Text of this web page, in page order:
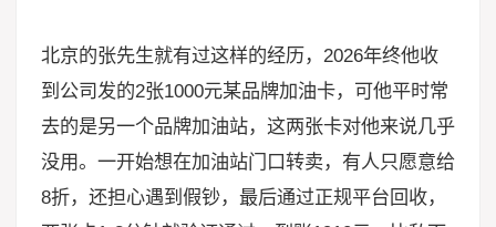
北京的张先生就有过这样的经历，2026年终他收
到公司发的2张1000元某品牌加油卡，可他平时常
去的是另一个品牌加油站，这两张卡对他来说几乎
没用。一开始想在加油站门口转卖，有人只愿意给
8折，还担心遇到假钞，最后通过正规平台回收，